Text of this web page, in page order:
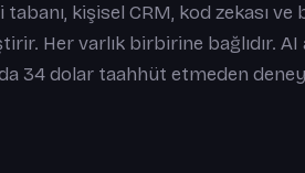
kişisel CRM, kod zekası
Her varlık birbirine bağlıdır.
34 dolar taahhüt etmeden